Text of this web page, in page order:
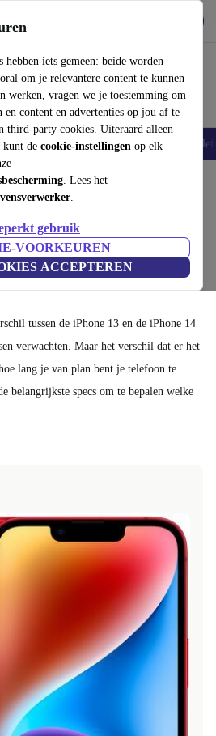
hebben iets gemeen: beide worden
om je relevantere content te kunnen
werken, vragen we je toestemming om
en content en advertenties op jou af te
third-party cookies. Uiteraard alleen
kunt de cookie-instellingen op elk
. Lees het
.
gebruik
VOORKEUREN
ACCEPTEREN
Smartwatches Accessoires
iPhones iPhone 13
tot twee telefoons. Beide zijn solide
prijs als refurbished, en beide draaien op
tussen de iPhone 13 en de iPhone 14
verwachten. Maar het verschil dat er het
lang je van plan bent je telefoon te
belangrijkste specs om te bepalen welke